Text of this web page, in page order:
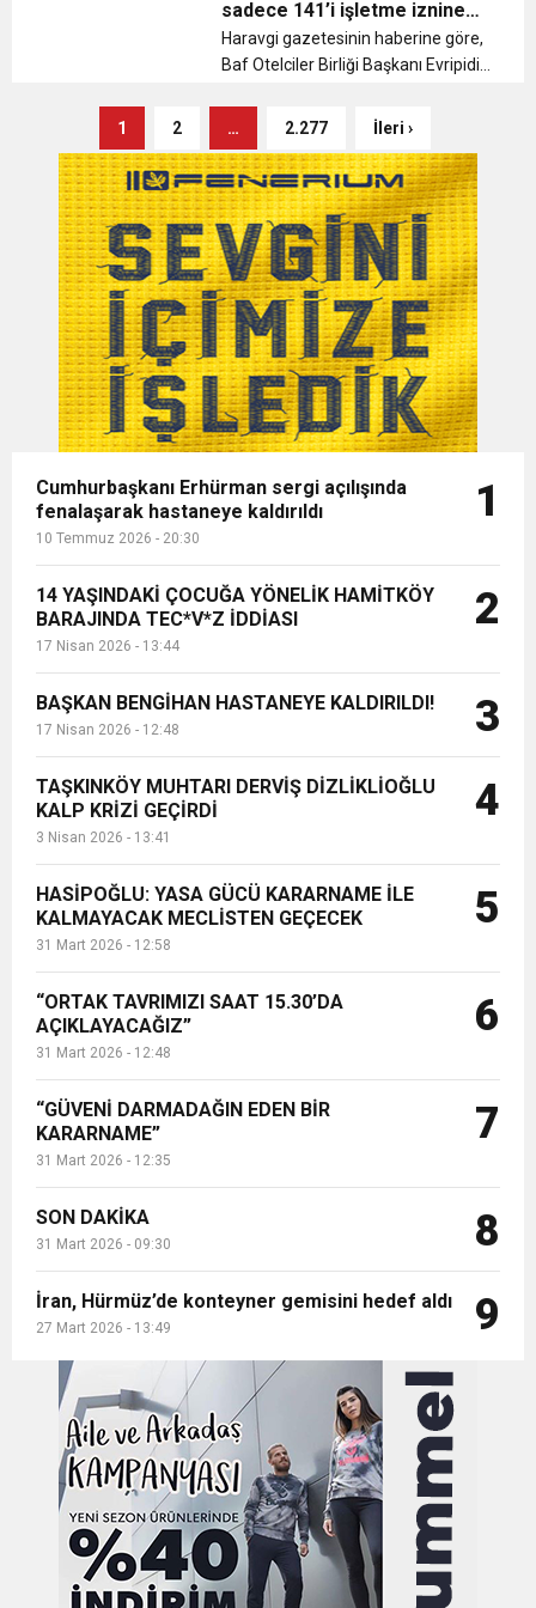
sadece 141’i işletme iznine
sahip
Haravgi gazetesinin haberine göre,
Baf Otelciler Birliği Başkanı Evripidis
denetlenmesindeki sorunları dile
genelinde faaliyet gö...
1 2 … 2.277 İleri ›
Cumhurbaşkanı Erhürman sergi açılışında
fenalaşarak hastaneye kaldırıldı
10 Temmuz 2026 - 20:30
1
14 YAŞINDAKİ ÇOCUĞA YÖNELİK HAMİTKÖY
BARAJINDA TEC*V*Z İDDİASI
17 Nisan 2026 - 13:44
2
BAŞKAN BENGİHAN HASTANEYE KALDIRILDI!
17 Nisan 2026 - 12:48 3
TAŞKINKÖY MUHTARI DERVİŞ DİZLİKLİOĞLU
KALP KRİZİ GEÇİRDİ
3 Nisan 2026 - 13:41
4
HASİPOĞLU: YASA GÜCÜ KARARNAME İLE
KALMAYACAK MECLİSTEN GEÇECEK
31 Mart 2026 - 12:58
5
“ORTAK TAVRIMIZI SAAT 15.30’DA
AÇIKLAYACAĞIZ”
31 Mart 2026 - 12:48
6
“GÜVENİ DARMADAĞIN EDEN BİR
KARARNAME”
31 Mart 2026 - 12:35
7
SON DAKİKA
31 Mart 2026 - 09:30 8
İran, Hürmüz’de konteyner gemisini hedef aldı
27 Mart 2026 - 13:49 9